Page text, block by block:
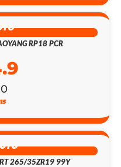
RP18 PCR
265/35ZR19 99Y